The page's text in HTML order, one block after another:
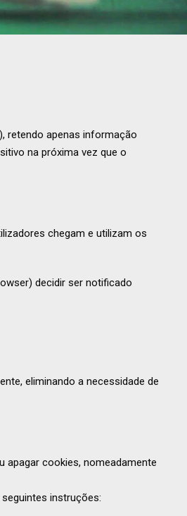
retendo apenas informação
na próxima vez que o
chegam e utilizam os
decidir ser notificado
eliminando a necessidade de
apagar cookies, nomeadamente
instruções: